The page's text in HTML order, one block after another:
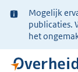
Ter
informatie:
Mogelijk
publicaties.
het